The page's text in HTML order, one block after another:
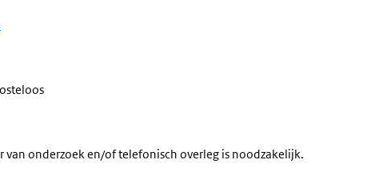
van onderzoek en/of telefonisch overleg is noodzakelijk.